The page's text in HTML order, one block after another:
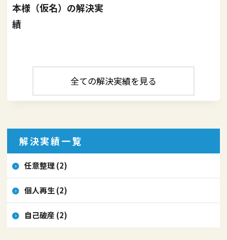
本様（仮名）の解決実
績
全ての解決実績を見る
解決実績一覧
任意整理 (2)
個人再生 (2)
自己破産 (2)